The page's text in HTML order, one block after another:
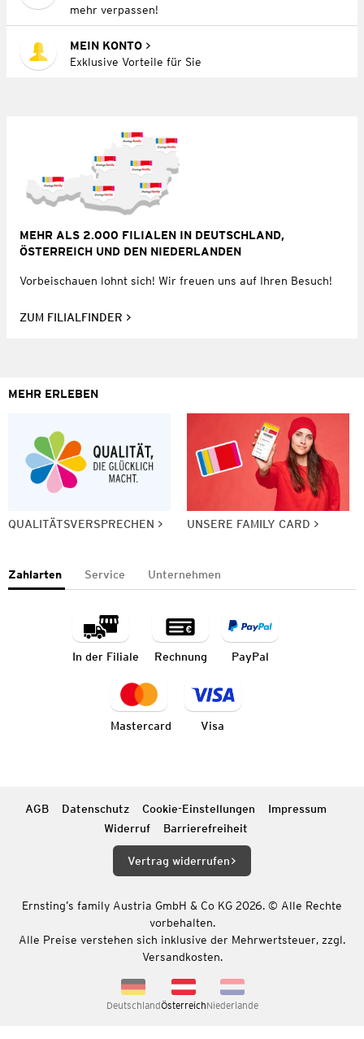
mehr verpassen!
MEIN KONTO
Exklusive Vorteile für Sie
MEHR ALS 2.000 FILIALEN IN DEUTSCHLAND,
ÖSTERREICH UND DEN NIEDERLANDEN
Vorbeischauen lohnt sich! Wir freuen uns auf Ihren Besuch!
ZUM FILIALFINDER
MEHR ERLEBEN
QUALITÄTSVERSPRECHEN UNSERE FAMILY CARD
Zahlarten Service Unternehmen
In der Filiale Rechnung PayPal
Mastercard Visa
AGB Datenschutz Cookie-Einstellungen
Impressum
Widerruf
Barrierefreiheit
Vertrag widerrufen
Ernsting’s family Austria GmbH & Co KG 2026. © Alle Rechte
vorbehalten.
Alle Preise verstehen sich inklusive der Mehrwertsteuer, zzgl.
Versandkosten.
DeutschlandÖsterreichNiederlande